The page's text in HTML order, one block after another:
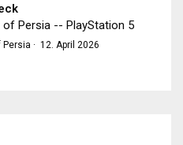
Persia -- PlayStation 5
Persia · 12. April 2026